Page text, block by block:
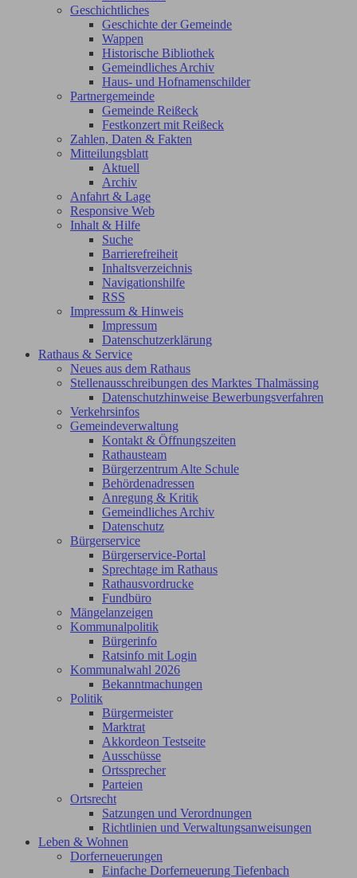
Geschichtliches
Geschichte der Gemeinde
Wappen
Historische Bibliothek
Gemeindliches Archiv
Haus- und Hofnamenschilder
Partnergemeinde
Gemeinde Reißeck
Festkonzert mit Reißeck
Zahlen, Daten & Fakten
Mitteilungsblatt
Aktuell
Archiv
Anfahrt & Lage
Responsive Web
Inhalt & Hilfe
Suche
Barrierefreiheit
Inhaltsverzeichnis
Navigationshilfe
RSS
Impressum & Hinweis
Impressum
Datenschutzerklärung
Rathaus & Service
Neues aus dem Rathaus
Stellenausschreibungen des Marktes Thalmässing
Datenschutzhinweise Bewerbungsverfahren
Verkehrsinfos
Gemeindeverwaltung
Kontakt & Öffnungszeiten
Rathausteam
Bürgerzentrum Alte Schule
Behördenadressen
Anregung & Kritik
Gemeindliches Archiv
Datenschutz
Bürgerservice
Bürgerservice-Portal
Sprechtage im Rathaus
Rathausvordrucke
Fundbüro
Mängelanzeigen
Kommunalpolitik
Bürgerinfo
Ratsinfo mit Login
Kommunalwahl 2026
Bekanntmachungen
Politik
Bürgermeister
Marktrat
Akkordeon Testseite
Ausschüsse
Ortssprecher
Parteien
Ortsrecht
Satzungen und Verordnungen
Richtlinien und Verwaltungsanweisungen
Leben & Wohnen
Dorferneuerungen
Einfache Dorferneuerung Tiefenbach